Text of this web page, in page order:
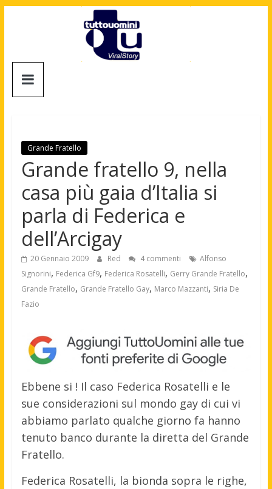
Tuttouomini
Motori,
gay
news
moda
maschile
Grande Fratello
Grande fratello 9, nella
casa più gaia d’Italia si
parla di Federica e
dell’Arcigay
20 Gennaio 2009 Red 4 commenti
Alfonso
Signorini, Federica Gf9, Federica Rosatelli, Gerry Grande Fratello,
Grande Fratello, Grande Fratello Gay, Marco Mazzanti, Siria De
Fazio
Ebbene si ! Il caso Federica Rosatelli e le
sue considerazioni sul mondo gay di cui vi
abbiamo parlato qualche giorno fa hanno
tenuto banco durante la diretta del Grande
Fratello.
Federica Rosatelli, la bionda sopra le righe,